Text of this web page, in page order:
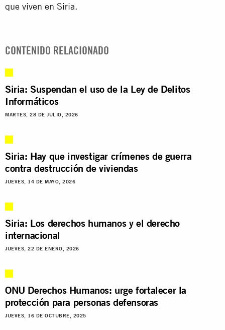
que viven en Siria.
CONTENIDO RELACIONADO
Siria: Suspendan el uso de la Ley de Delitos
Informáticos
MARTES, 28 DE JULIO, 2026
Siria: Hay que investigar crímenes de guerra
contra destrucción de viviendas
JUEVES, 14 DE MAYO, 2026
Siria: Los derechos humanos y el derecho
internacional
JUEVES, 22 DE ENERO, 2026
ONU Derechos Humanos: urge fortalecer la
protección para personas defensoras
JUEVES, 16 DE OCTUBRE, 2025